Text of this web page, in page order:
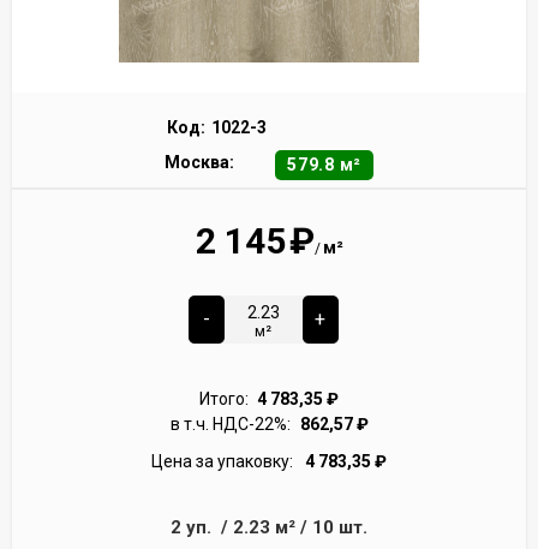
Код: 1022-3
Москва:
579.8 м²
2 145₽/ м²
-
м²
+
Итого: 4 783,35 ₽
в т.ч. НДС-22%:
862,57₽
Цена за упаковку:
4 783,35 ₽
2 уп. / 2.23 м² / 10 шт.